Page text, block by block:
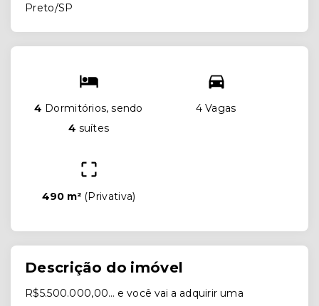
Preto/SP
4 Dormitórios, sendo
4 suítes
4 Vagas
490 m² (Privativa)
Descrição do imóvel
R$5.500.000,00… e você vai a adquirir uma